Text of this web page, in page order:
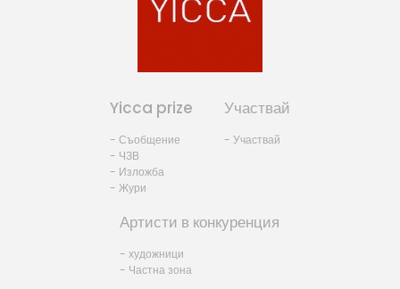
Yicca prize
- Съобщение
- ЧЗВ
- Изложба
- Жури
Участвай
- Участвай
Артисти в конкуренция
- художници
- Частна зона